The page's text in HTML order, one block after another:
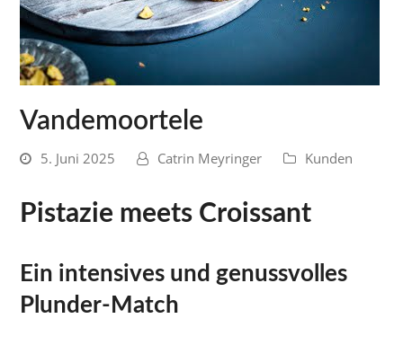
Vandemoortele
5. Juni 2025 Catrin Meyringer Kunden
Pistazie meets Croissant
Ein intensives und genussvolles
Plunder-Match